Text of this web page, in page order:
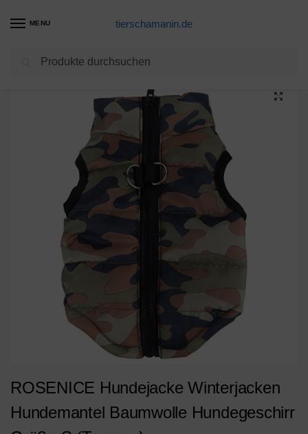
MENU tierschamanin.de
Hundegeschirr Produkte / ROSENICE Hundejacke Winterjacken Hundemantel Baumwolle Hundegeschirr Größe S (Tarnung)
ROSENICE Hundejacke Winterjacken
Hundemantel Baumwolle Hundegeschirr